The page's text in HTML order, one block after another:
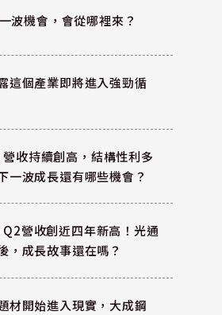
波機會，會從哪裡來？
這個產業即將進入強勁循
收持續創高，結構性利多
一波成長還有哪些機會？
營收創近四年新高！光通
，成長故事還在嗎？
材開始進入現實，大成鋼